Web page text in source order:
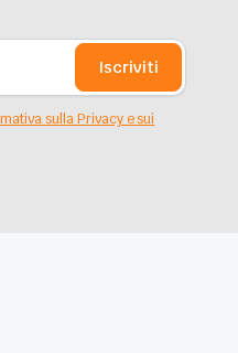
Iscriviti
sulla Privacy e sui